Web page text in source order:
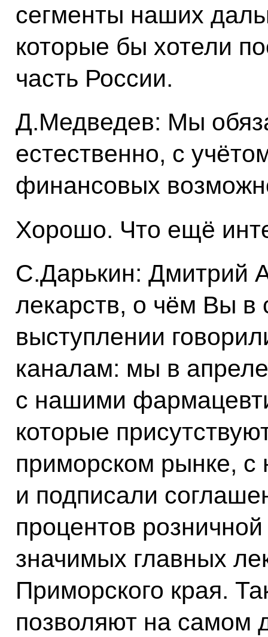
сегменты наших
которые бы хотели
часть России.
Д.Медведев: Мы
естественно, с
финансовых
Хорошо. Что ещё
С.Дарькин: Дмитрий
лекарств, о чём Вы в
выступлении
каналам: мы в
с нашими
которые
приморском рынке,
и подписали
процентов
значимых главных
Приморского края.
позволяют на самом